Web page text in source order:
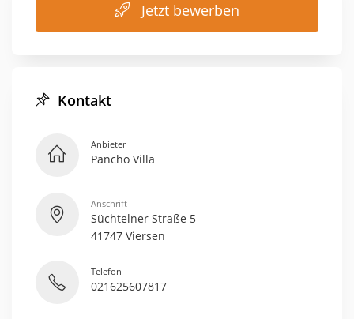
Jetzt bewerben
Kontakt
Anbieter
Pancho Villa
Anschrift
Süchtelner Straße 5
41747 Viersen
Telefon
021625607817